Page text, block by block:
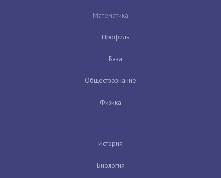
Математика
Профиль
База
Обществознание
Физика
История
Биология